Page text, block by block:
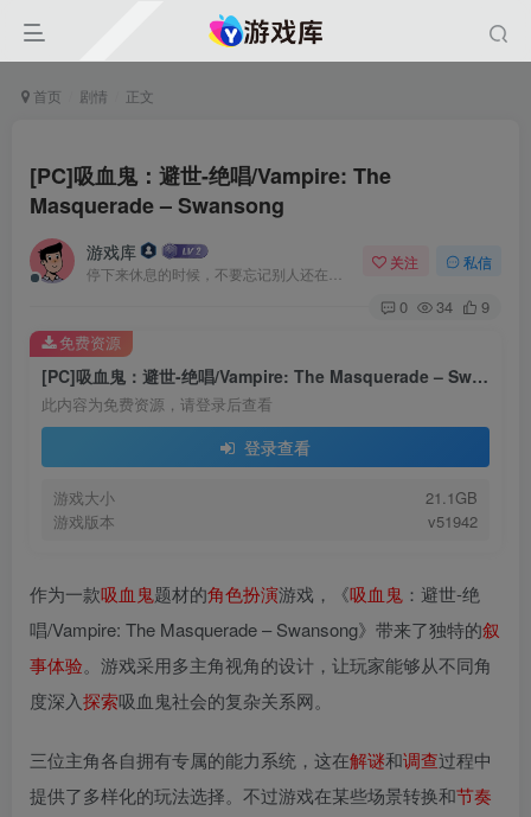
首页 剧情 正文
[PC]吸血鬼：避世-绝唱/Vampire: The
Masquerade – Swansong
游戏库 关注 私信
0 34 9
[PC]吸血鬼：避世-绝唱/Vampire: The Masquerade – Swansong
此内容为免费资源，请登录后查看
登录查看
游戏大小
21.1GB
游戏版本
v51942
免费资源
作为一款吸血鬼题材的角色扮演游戏，《吸血鬼 ：避世-绝
唱/Vampire: The Masquerade – Swansong》带来了独特的叙
事体验。游戏采用多主角视角的设计，让玩家能够从不同角
度深入探索吸血鬼社会的复杂关系网。
三位主角各自拥有专属的能力系统，这在解谜和调查过程中
提供了多样化的玩法选择。不过游戏在某些场景转换和节奏